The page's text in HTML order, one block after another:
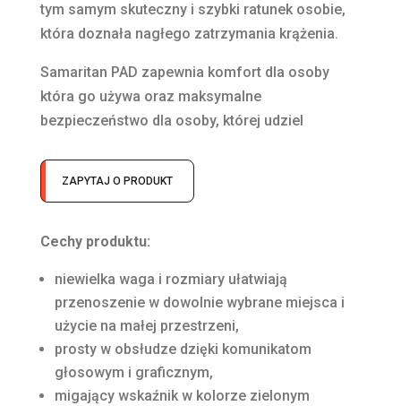
tym samym skuteczny i szybki ratunek osobie,
która doznała nagłego zatrzymania krążenia.
Samaritan PAD zapewnia komfort dla osoby
która go używa oraz maksymalne
bezpieczeństwo dla osoby, której udziel
ZAPYTAJ O PRODUKT
Cechy produktu:
niewielka waga i rozmiary ułatwiają
przenoszenie w dowolnie wybrane miejsca i
użycie na małej przestrzeni,
prosty w obsłudze dzięki komunikatom
głosowym i graficznym,
migający wskaźnik w kolorze zielonym